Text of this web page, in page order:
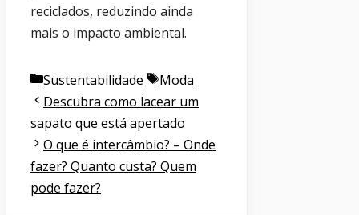
reciclados, reduzindo ainda
mais o impacto ambiental.
Categorias
Sustentabilidade Etiquetas
Moda
Descubra como lacear um
sapato que está apertado
O que é intercâmbio? – Onde
fazer? Quanto custa? Quem
pode fazer?